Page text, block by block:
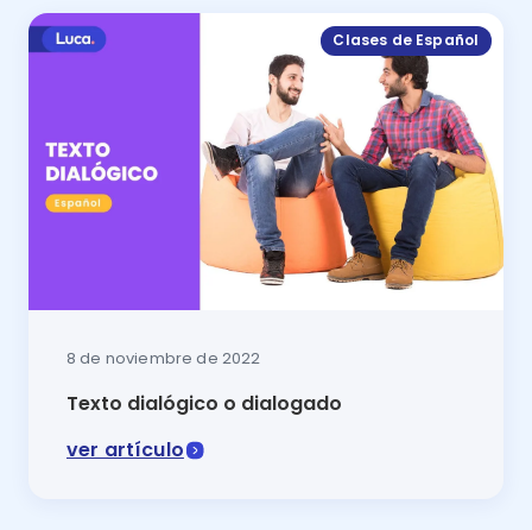
Clases de Español
8 de noviembre de 2022
Texto dialógico o dialogado
ver artículo